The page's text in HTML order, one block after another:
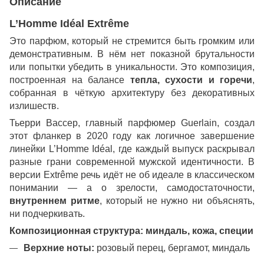
L’Homme Idéal Extrême
Это парфюм, который не стремится быть громким или
демонстративным. В нём нет показной брутальности
или попытки убедить в уникальности. Это композиция,
построенная на балансе тепла, сухости и горечи,
собранная в чёткую архитектуру без декоративных
излишеств.
Тьерри Вассер, главный парфюмер Guerlain, создал
этот фланкер в 2020 году как логичное завершение
линейки L’Homme Idéal, где каждый выпуск раскрывал
разные грани современной мужской идентичности. В
версии Extrême речь идёт не об идеале в классическом
понимании — а о зрелости, самодостаточности,
внутреннем ритме, который не нужно ни объяснять,
ни подчеркивать.
Композиционная структура: миндаль, кожа, специи
Верхние ноты: розовый перец, бергамот, миндаль